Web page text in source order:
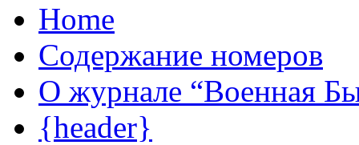
Home
Содержание номеров
О журнале “Военная
{header}